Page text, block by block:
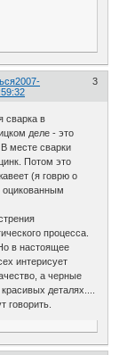
3
2007-
сварка в
деле - это
месте сварки
Потом это
(я говрю о
оцикованным
процесса.
в настоящее
интерисует
а черные
деталях....
говорить.